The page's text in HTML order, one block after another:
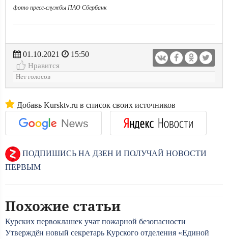
фото пресс-службы ПАО Сбербанк
01.10.2021
15:50
Нравится
Нет голосов
Добавь Kursktv.ru в список своих источников
ПОДПИШИСЬ НА ДЗЕН И ПОЛУЧАЙ НОВОСТИ
ПЕРВЫМ
Похожие статьи
Курских первоклашек учат пожарной безопасности
Утверждён новый секретарь Курского отделения «Единой